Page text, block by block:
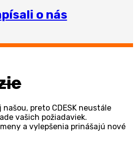
o nás
preto CDESK neustále
vašich požiadaviek.
a vylepšenia prinášajú nové